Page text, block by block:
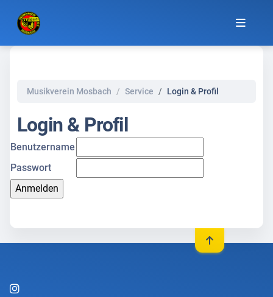
Musikverein Mosbach Service Login & Profil
Login & Profil
Benutzername
Passwort